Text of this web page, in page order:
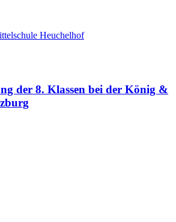
Heuchelhof
der 8. Klassen bei der König &